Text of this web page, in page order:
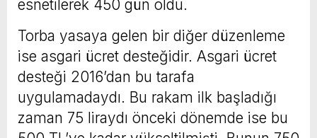
esnetilerek 450 gün oldu.
Torba yasaya gelen bir diğer düzenleme
ise asgari ücret desteğidir. Asgari ücret
desteği 2016’dan bu tarafa
uygulamadaydı. Bu rakam ilk başladığı
zaman 75 liraydı önceki dönemde ise bu